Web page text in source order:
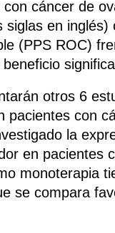
cáncer de
siglas en
(PPS ROC)
otros 6
pacientes con
la
en pacientes
monoterapia
se compara